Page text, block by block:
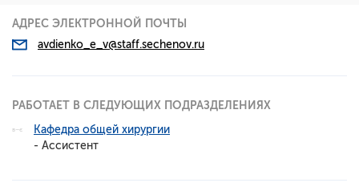
АДРЕС ЭЛЕКТРОННОЙ ПОЧТЫ
avdienko_e_v@staff.sechenov.ru
РАБОТАЕТ В СЛЕДУЮЩИХ ПОДРАЗДЕЛЕНИЯХ
Кафедра общей хирургии
- Ассистент